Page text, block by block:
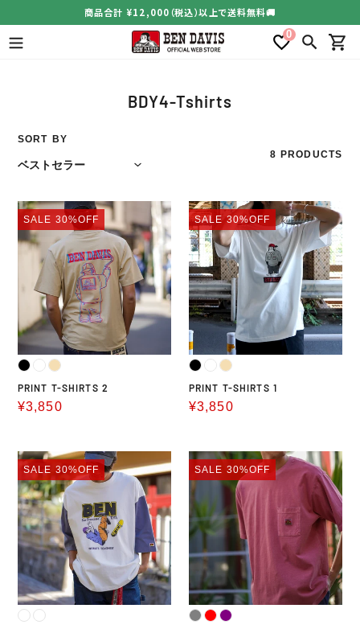
ン
テ
商品合計 ¥12,000（税込）以上で送料無料🚚
0
検索 カ
コ
シ
ン
:
BDY4-Tshirts
SORT BY
8 PRODUCTS
PRINT
T-
SHIRTS
PRINT T-SHIRTS 2
販
格
¥3,850
SALE 30%OFF
PRINT
T-
SHIRTS
1
PRINT T-SHIRTS 1
販
格
¥3,850
SALE 30%OFF
PRINT
HALF
SLEEVE
T-
SHIRTS
SALE 30%OFF
POCKET
T-
SHIRTS
SALE 30%OFF